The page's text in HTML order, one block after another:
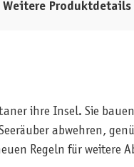
Weitere Produktdetails
ihre Insel. Sie
abwehren,
Regeln für weitere